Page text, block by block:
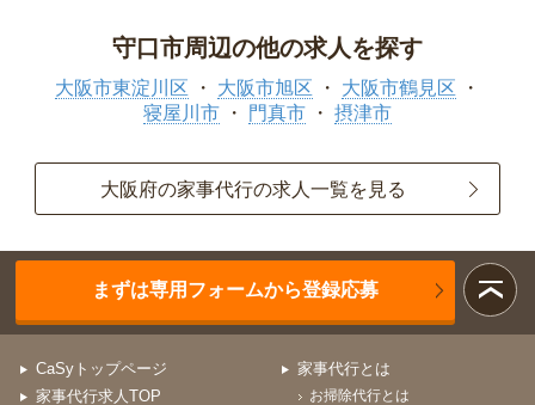
守口市周辺の他の求人を探す
大阪市東淀川区 大阪市旭区
大阪市鶴見区
寝屋川市
門真市 摂津市
大阪府の家事代行の求人一覧を見る
まずは専用フォームから登録応募
CaSyトップページ
家事代行求人TOP
家事代行とは
お掃除代行とは